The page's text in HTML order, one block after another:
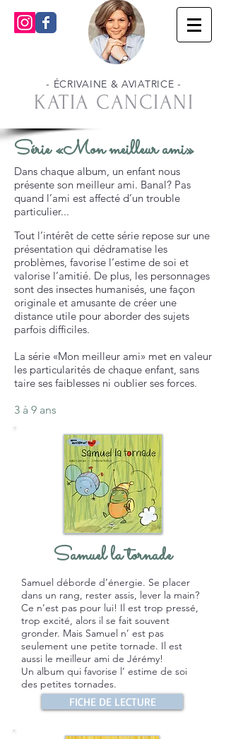
- ÉCRIVAINE & AVIATRICE -
KATIA CANCIANI
Série «Mon meilleur ami»
Dans chaque album, un enfant nous
présente son meilleur ami. Banal? Pas
quand l’ami est affecté d’un trouble
particulier...
Tout l’intérêt de cette série repose sur une
présentation qui dédramatise les
problèmes, favorise l’estime de soi et
valorise l’amitié. De plus, les personnages
sont des insectes humanisés, une façon
originale et amusante de créer une
distance utile pour aborder des sujets
parfois difficiles.
La série «Mon meilleur ami» met en valeur
les particularités de chaque enfant, sans
taire ses faiblesses ni oublier ses forces.
3 à 9 ans
Samuel la tornade
Samuel déborde d’énergie. Se placer
dans un rang, rester assis, lever la main?
Ce n’est pas pour lui! Il est trop pressé,
trop excité, alors il se fait souvent
gronder. Mais Samuel n’ est pas
seulement une petite tornade. Il est
aussi le meilleur ami de Jérémy!
Un album qui favorise l’ estime de soi
des petites tornades.
FICHE DE LECTURE